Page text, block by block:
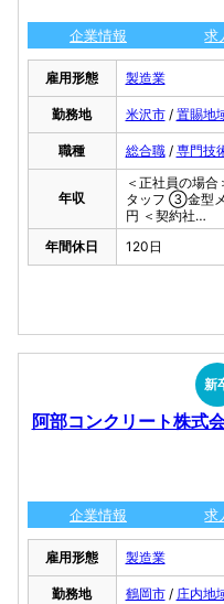
企業情報 求
雇用形態 製造業
勤務地 米沢市/ 置賜地
職種 総合職/ 専門技
年収
＜正社員の場
タッフ ③金型
円 ＜契約社…
年間休日
120日
新
阿部コンクリート株式
企業情報 求
雇用形態 製造業
勤務地 鶴岡市/ 庄内地